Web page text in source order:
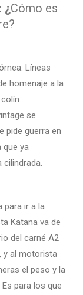
Cómo es
Líneas
homenaje a la
se
pide guerra en
que ya
para ir a la
Katana va de
del carné A2
y al motorista
el peso y la
para los que